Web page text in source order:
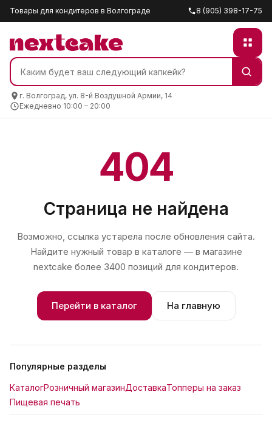
Товары для кондитеров в Волгограде 8 (905) 398-17-75
г. Волгоград, ул. 8-й Воздушной Армии, 14
Ежедневно 10:00 – 20:00
404
Страница не найдена
Возможно, ссылка устарела после обновления сайта.
Найдите нужный товар в каталоге — в магазине
nextcake более 3400 позиций для кондитеров.
Перейти в каталог На главную
Популярные разделы
КаталогРозничный магазинДоставкаТопперы на заказ
Пищевая печать